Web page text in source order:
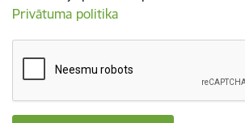
Privātuma politika